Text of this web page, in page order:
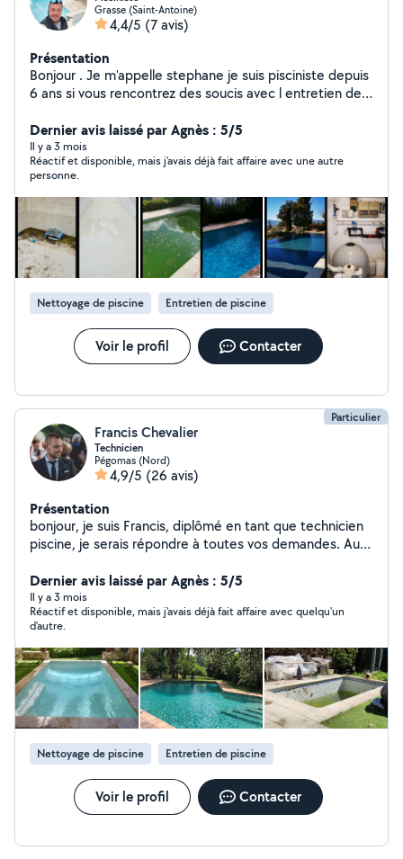
Grasse (Saint-Antoine)
4,4/5 (7 avis)
Présentation
Bonjour . Je m'appelle stephane je suis pisciniste depuis
6 ans si vous rencontrez des soucis avec l entretien de
route pour la saison changement de votre sable du filtre
N'hésitez pas à faire appel à moi
Dernier avis laissé par Agnès : 5/5
Il y a 3 mois
Réactif et disponible, mais j'avais déjà fait affaire avec une autre
personne.
Nettoyage de piscine Entretien de piscine
Voir le profil Contacter
Particulier
Francis Chevalier
Technicien
Pégomas (Nord)
4,9/5 (26 avis)
Présentation
bonjour, je suis Francis, diplômé en tant que technicien
piscine, je serais répondre à toutes vos demandes. Au
Dernier avis laissé par Agnès : 5/5
Il y a 3 mois
Réactif et disponible, mais j'avais déjà fait affaire avec quelqu'un
d'autre.
Nettoyage de piscine Entretien de piscine
Voir le profil Contacter